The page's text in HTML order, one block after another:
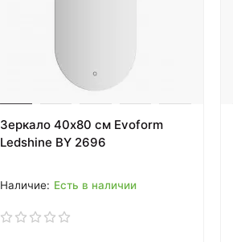
Зеркало 40х80 см Evoform
Ledshine BY 2696
Есть в наличии